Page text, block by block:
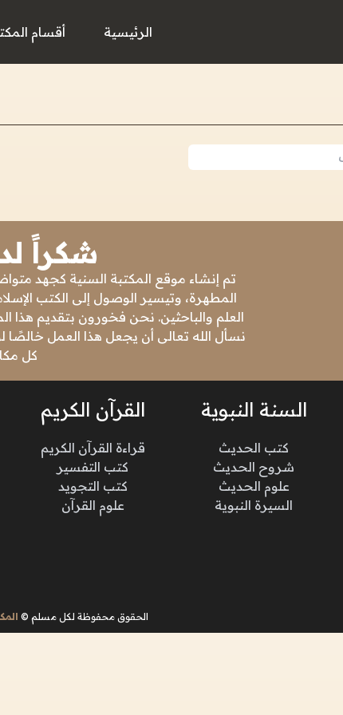
الرئيسية أقسام
شكراً
تم إنشاء موقع المكتبة السنية كجهد
المطهرة، وتيسير الوصول إلى الكتب
العلم والباحثين. نحن فخورون بتقديم هذا
نسأل الله تعالى أن يجعل هذا العمل خالصًا
كل
السنة النبوية
كتب الحديث
شروح الحديث
علوم الحديث
السيرة النبوية
القرآن الكريم
قراءة القرآن الكريم
كتب التفسير
كتب التجويد
علوم القرآن
الحقوق محفوظة لكل مسلم ©